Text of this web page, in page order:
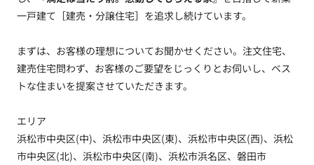
一戸建て［建売・分譲住宅］を追求し続けています。
まずは、お客様の理想についてお聞かせください。注文住宅、
建売住宅問わず、お客様のご要望をじっくりとお伺いし、ベス
トな住まいを提案させていただきます。
エリア
浜松市中央区(中)、浜松市中央区(東)、浜松市中央区(西)、浜松
市中央区(北)、浜松市中央区(南)、浜松市浜名区、磐田市